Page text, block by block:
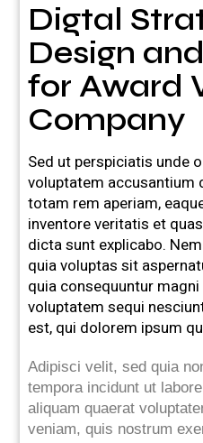
Digtal
Design
for Award
Company
Sed ut perspiciatis unde
voluptatem accusantium
totam rem aperiam,
inventore veritatis et
dicta sunt explicabo.
quia voluptas sit
quia consequuntur
voluptatem sequi
est, qui dolorem ipsum
Adipisci velit, sed quia
tempora incidunt ut
aliquam quaerat
veniam, quis nostrum